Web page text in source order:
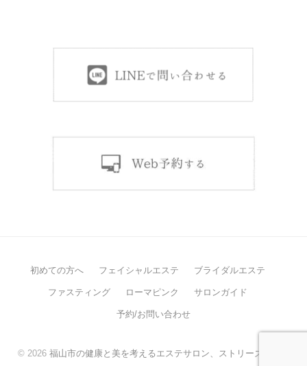
初めての方へ フェイシャルエステ ブライダルエステ
ファスティング ローマピンク サロンガイド
予約/お問い合わせ
© 2026 福山市の健康と美を考えるエステサロン、ストリーズケア。